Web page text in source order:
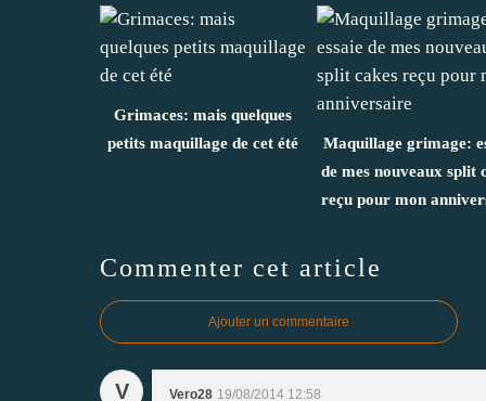
Grimaces: mais quelques
petits maquillage de cet été
Maquillage grimage:
de mes nouveaux split
reçu pour mon
Commenter cet article
Ajouter un commentaire
V Vero28 19/08/2014 12:58